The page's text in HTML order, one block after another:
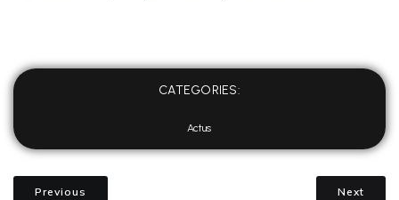
CATEGORIES:
Actus
Previous Next